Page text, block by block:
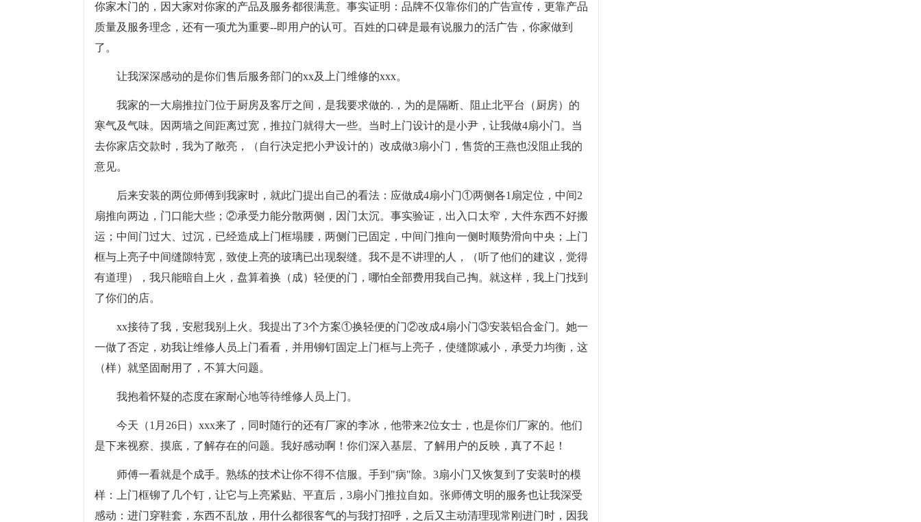
你家木门的，因大家对你家的产品及服务都很满意。事实证明：品牌不仅靠你们的广告宣传，更靠产品
质量及服务理念，还有一项尤为重要--即用户的认可。百姓的口碑是最有说服力的活广告，你家做到
了。
让我深深感动的是你们售后服务部门的xx及上门维修的xxx。
我家的一大扇推拉门位于厨房及客厅之间，是我要求做的.，为的是隔断、阻止北平台（厨房）的
寒气及气味。因两墙之间距离过宽，推拉门就得大一些。当时上门设计的是小尹，让我做4扇小门。当
去你家店交款时，我为了敞亮，（自行决定把小尹设计的）改成做3扇小门，售货的王燕也没阻止我的
意见。
后来安装的两位师傅到我家时，就此门提出自己的看法：应做成4扇小门①两侧各1扇定位，中间2
扇推向两边，门口能大些；②承受力能分散两侧，因门太沉。事实验证，出入口太窄，大件东西不好搬
运；中间门过大、过沉，已经造成上门框塌腰，两侧门已固定，中间门推向一侧时顺势滑向中央；上门
框与上亮子中间缝隙特宽，致使上亮的玻璃已出现裂缝。我不是不讲理的人，（听了他们的建议，觉得
有道理），我只能暗自上火，盘算着换（成）轻便的门，哪怕全部费用我自己掏。就这样，我上门找到
了你们的店。
xx接待了我，安慰我别上火。我提出了3个方案①换轻便的门②改成4扇小门③安装铝合金门。她一
一做了否定，劝我让维修人员上门看看，并用铆钉固定上门框与上亮子，使缝隙减小，承受力均衡，这
（样）就坚固耐用了，不算大问题。
我抱着怀疑的态度在家耐心地等待维修人员上门。
今天（1月26日）xxx来了，同时随行的还有厂家的李冰，他带来2位女士，也是你们厂家的。他们
是下来视察、摸底，了解存在的问题。我好感动啊！你们深入基层、了解用户的反映，真了不起！
师傅一看就是个成手。熟练的技术让你不得不信服。手到"病"除。3扇小门又恢复到了安装时的模
样：上门框铆了几个钉，让它与上亮紧贴、平直后，3扇小门推拉自如。张师傅文明的服务也让我深受
感动：进门穿鞋套，东西不乱放，用什么都很客气的与我打招呼，之后又主动清理现常刚进门时，因我